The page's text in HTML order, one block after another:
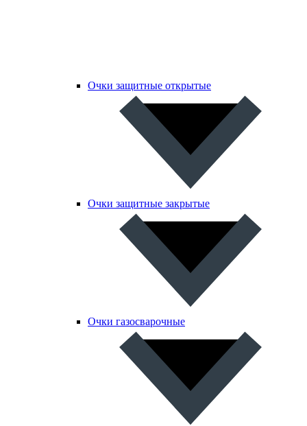
Очки защитные открытые
Очки защитные закрытые
Очки газосварочные